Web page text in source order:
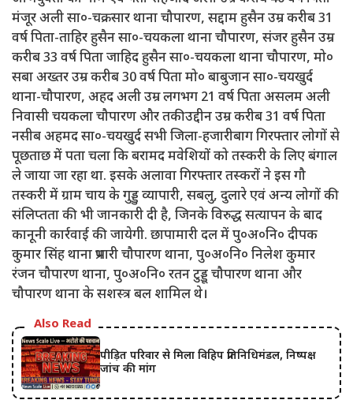
मंजूर अली सा०-चक्रसार थाना चौपारण, सद्दाम हुसैन उम्र करीब 31
वर्ष पिता-ताहिर हुसैन सा०-चयकला थाना चौपारण, संजर हुसैन उम्र
करीब 33 वर्ष पिता जाहिद हुसैन सा०-चयकला थाना चौपारण, मो०
सबा अख्तर उम्र करीब 30 वर्ष पिता मो० बाबुजान सा०-चयखुर्द
थाना-चौपारण, अहद अली उम्र लगभग 21 वर्ष पिता असलम अली
निवासी चयकला चौपारण और तकीउद्दीन उम्र करीब 31 वर्ष पिता
नसीब अहमद सा०-चयखुर्द सभी जिला-हजारीबाग गिरफ्तार लोगों से
पूछताछ में पता चला कि बरामद मवेशियों को तस्करी के लिए बंगाल
ले जाया जा रहा था. इसके अलावा गिरफ्तार तस्करों ने इस गौ
तस्करी में ग्राम चाय के गुड्डु व्यापारी, सबलु, दुलारे एवं अन्य लोगों की
संलिप्तता की भी जानकारी दी है, जिनके विरुद्ध सत्यापन के बाद
कानूनी कार्रवाई की जायेगी. छापामारी दल में पु०अ०नि० दीपक
कुमार सिंह थाना प्रभारी चौपारण थाना, पु०अ०नि० निलेश कुमार
रंजन चौपारण थाना, पु०अ०नि० रतन टुड्डू चौपारण थाना और
चौपारण थाना के सशस्त्र बल शामिल थे।
Also Read
पीड़ित परिवार से मिला विहिप प्रतिनिधिमंडल, निष्पक्ष
जांच की मांग